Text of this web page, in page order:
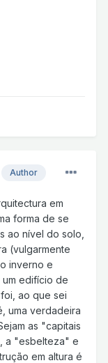
Author
em
forma de se
ao nível do solo,
(vulgarmente
inverno e
um edifício de
ao que sei
uma verdadeira
as "capitais
a "esbelteza" e
em altura é